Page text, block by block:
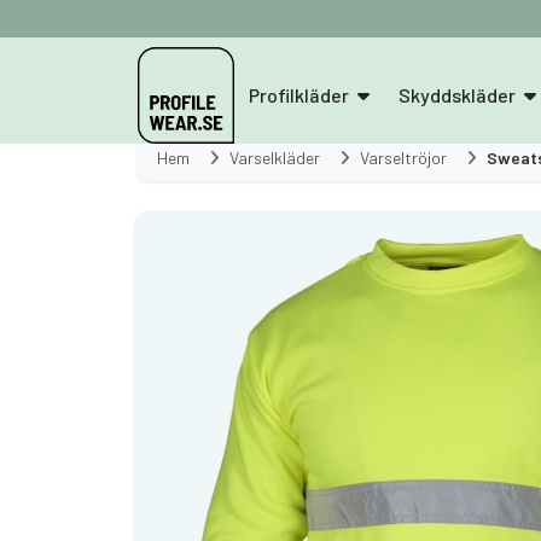
Profilkläder Skyddskläder
Hem Varselkläder Varseltröjor